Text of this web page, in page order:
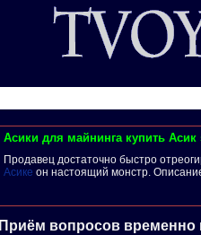
Асики для майнинга купить
Продавец достаточно быстро
Асике он настоящий монстр.
Приём вопросов временно